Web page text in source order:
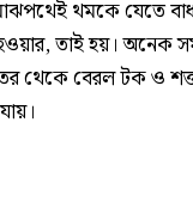
মাঝপথেই থমকে যেতে
তাই হয়। অনেক
থেকে বেরল টক ও